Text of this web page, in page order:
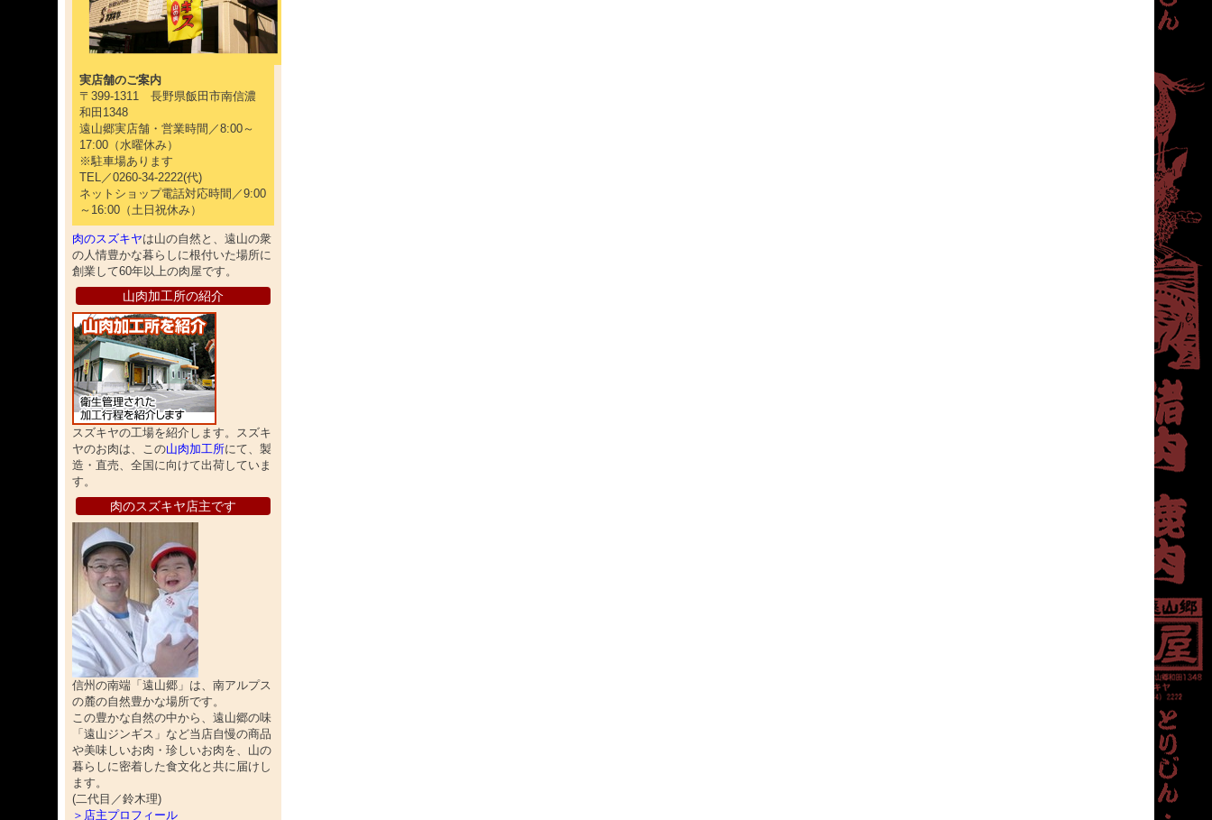
実店舗のご案内
〒399-1311 長野県飯田市南信濃
和田1348
遠山郷実店舗・営業時間／8:00～
17:00（水曜休み）
※駐車場あります
TEL／0260-34-2222(代)
ネットショップ電話対応時間／9:00
～16:00（土日祝休み）
肉のスズキヤは山の自然と、遠山の衆
の人情豊かな暮らしに根付いた場所に
創業して60年以上の肉屋です。
山肉加工所の紹介
スズキヤの工場を紹介します。スズキ
ヤのお肉は、この山肉加工所にて、製
造・直売、全国に向けて出荷していま
す。
肉のスズキヤ店主です
信州の南端「遠山郷」は、南アルプス
の麓の自然豊かな場所です。
この豊かな自然の中から、遠山郷の味
「遠山ジンギス」など当店自慢の商品
や美味しいお肉・珍しいお肉を、山の
暮らしに密着した食文化と共に届けし
ます。
(二代目／鈴木理)
＞店主プロフィール